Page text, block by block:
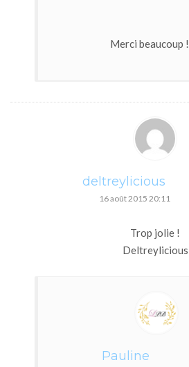
Merci beaucoup !
deltreylicious
16 août 2015 20:11
Trop jolie !
Deltreylicious
Pauline